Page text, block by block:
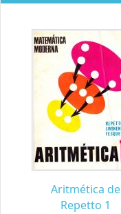
Aritmética de
Repetto 1